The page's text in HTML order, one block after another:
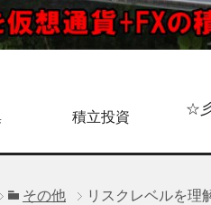
積立投資
☆
その他 リスクレベルを理